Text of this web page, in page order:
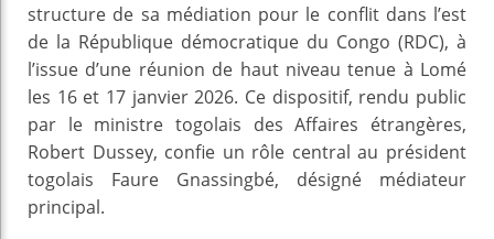
structure de sa médiation pour le conflit dans l’est
de la République démocratique du Congo (RDC), à
l’issue d’une réunion de haut niveau tenue à Lomé
les 16 et 17 janvier 2026. Ce dispositif, rendu public
par le ministre togolais des Affaires étrangères,
Robert Dussey, confie un rôle central au président
togolais Faure Gnassingbé, désigné médiateur
principal.